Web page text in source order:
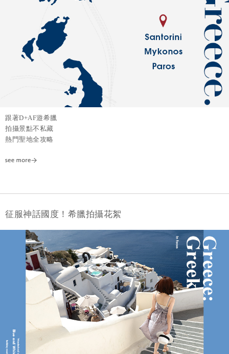
跟著D+AF遊希臘
拍攝景點不私藏
熱門聖地全攻略
征服神話國度！希臘拍攝花絮